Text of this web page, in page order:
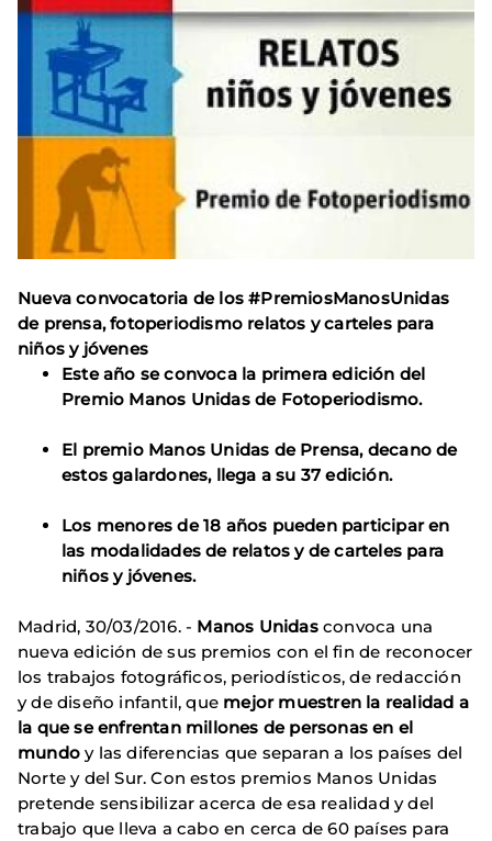
Nueva convocatoria de los #PremiosManosUnidas
de prensa, fotoperiodismo relatos y carteles para
niños y jóvenes
Este año se convoca la primera edición del
Premio Manos Unidas de Fotoperiodismo.
El premio Manos Unidas de Prensa, decano de
estos galardones, llega a su 37 edición.
Los menores de 18 años pueden participar en
las modalidades de relatos y de carteles para
niños y jóvenes.
Madrid, 30/03/2016. - Manos Unidasconvoca una
nueva edición de sus premios con el fin de reconocer
los trabajos fotográficos, periodísticos, de redacción
y de diseño infantil, que mejor muestren la realidad a
la que se enfrentan millones de personas en el
mundoy las diferencias que separan a los países del
Norte y del Sur. Con estos premios Manos Unidas
pretende sensibilizar acerca de esa realidad y del
trabajo que lleva a cabo en cerca de 60 países para